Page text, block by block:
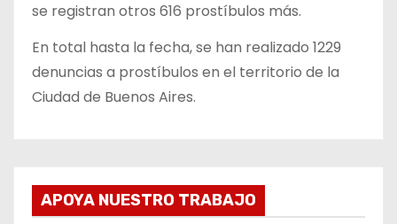
se registran otros 616 prostíbulos más.
En total hasta la fecha, se han realizado 1229
denuncias a prostíbulos en el territorio de la
Ciudad de Buenos Aires.
APOYA NUESTRO TRABAJO